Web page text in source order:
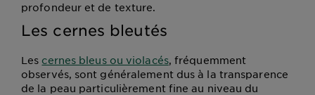
profondeur et de texture.
Les cernes bleutés
Les cernes bleus ou violacés, fréquemment
observés, sont généralement dus à la transparence
de la peau particulièrement fine au niveau du